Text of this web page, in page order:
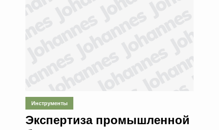
Инструменты
Экспертиза промышленной